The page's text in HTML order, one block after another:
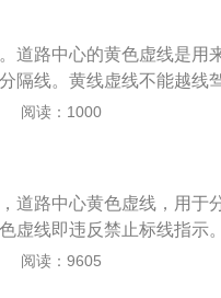
，表示严格禁止车辆跨越
色实线施划在路侧或缘石
路中间黄色虚实线：在匝
，虚线一侧的车辆允许临
许压线。四、马路中间双
允许的。五、双黄色虚线
早晚交通流量不同情况，
同时段变化的车道。通过
这种黄色网格状的标线是
道路中心的黄色虚线是用
隔线。黄线虚线不能越线
路面比较窄的路段，多用
线还是双线都是不能越线
没有信号灯是，保证安全
示标线。道路中心黄色虚
色虚实线，则实线一侧禁
转弯。1、路边黄虚线：路
阅读：1000
道路中心黄色虚线，用于
虚线即违反禁止标线指示
，都属于违反禁止标线指
阅读：9605